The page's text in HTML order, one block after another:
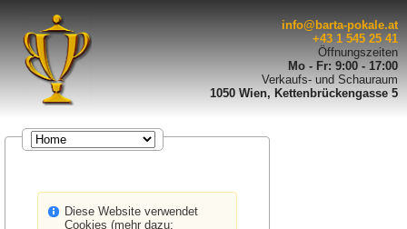
info@barta-pokale.at
+43 1 545 25 41
Öffnungszeiten
Mo - Fr: 9:00 - 17:00
Verkaufs- und Schauraum
1050 Wien, Kettenbrückengasse 5
Diese Website verwendet
Cookies (mehr dazu: